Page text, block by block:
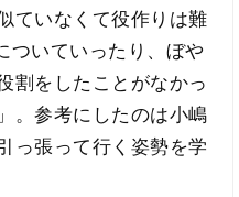
ていなくて役作りは難
ついていったり、ぼや
割をしたことがなかっ
。参考にしたのは小嶋
っ張って行く姿勢を学